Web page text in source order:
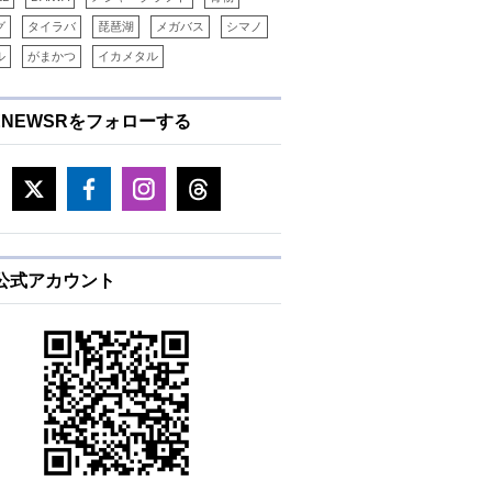
タイラバ 琵琶湖 メガバス シマノ
がまかつ イカメタル
をフォローする
式アカウント